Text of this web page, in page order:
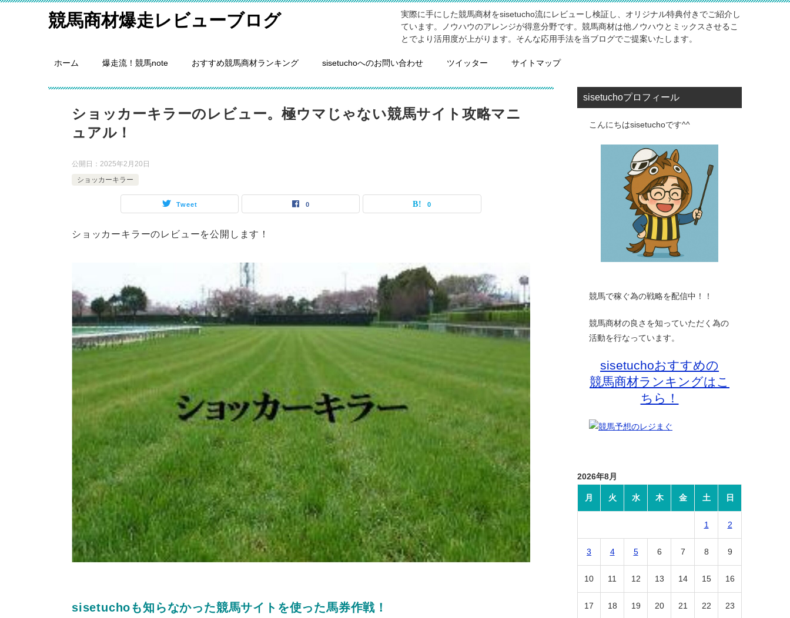
競馬商材爆走レビューブログ
実際に手にした競馬商材をsisetucho流にレビューし検証し、オリジナル特典付きでご紹介し
ています。ノウハウのアレンジが得意分野です。競馬商材は他ノウハウとミックスさせるこ
とでより活用度が上がります。そんな応用手法を当ブログでご提案いたします。
ホーム 爆走流！競馬note おすすめ競馬商材ランキング sisetuchoへのお問い合わせ ツイッター サイトマップ
ショッカーキラーのレビュー。極ウマじゃない競馬サイト攻略マニ
ュアル！
公開日： 2025年2月20日
ショッカーキラー
Tweet 0 0
ショッカーキラーのレビューを公開します！
sisetuchoも知らなかった競馬サイトを使った馬券作戦！
sisetuchoプロフィール
こんにちはsisetuchoです^^
競馬で稼ぐ為の戦略を配信中！！
競馬商材の良さを知っていただく為の
活動を行なっています。
sisetuchoおすすめの
競馬商材ランキングはこ
ちら！
2026年8月
月 火 水 木 金 土 日
1 2
3 4 5 6 7 8 9
10 11 12 13 14 15 16
17 18 19 20 21 22 23